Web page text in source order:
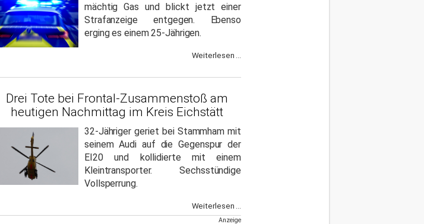
mächtig Gas und blickt jetzt einer
Strafanzeige entgegen. Ebenso
erging es einem 25-Jährigen.
Weiterlesen ...
Drei Tote bei Frontal-Zusammenstoß am
heutigen Nachmittag im Kreis Eichstätt
32-Jähriger geriet bei Stammham mit
seinem Audi auf die Gegenspur der
EI20 und kollidierte mit einem
Kleintransporter. Sechsstündige
Vollsperrung.
Weiterlesen ...
Anzeige